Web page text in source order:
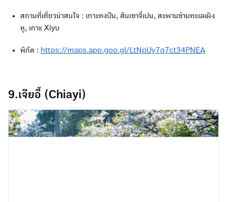
สถานที่เที่ยวน่าสนใจ : เกาะทงปัน, สันเขาจี๋เปน, สะพานข้ามทะเลเผิง
หู, เกาะ Xiyu
พิกัด : https://maps.app.goo.gl/LtNpUy7q7ct34PNEA
9.เจียอี้ (Chiayi)